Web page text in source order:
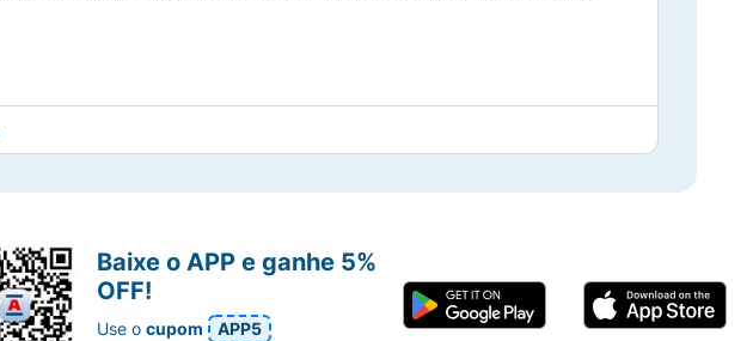
Baixe o APP e ganhe 5%
OFF!
Use ocupom
APP5